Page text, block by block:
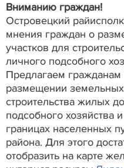
Вниманию граждан!
Островецкий
мнения граждан о
участков для
личного подсобного
Предлагаем
размещении земельных
строительства жилых
подсобного хозяйства
границах населенных
района. Для этого
отобразить на карте